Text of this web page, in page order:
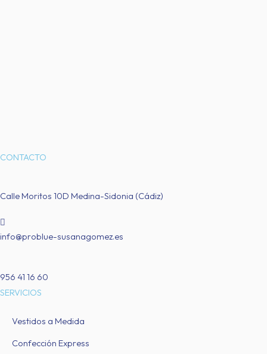
CONTACTO
Calle Moritos 10D Medina-Sidonia (Cádiz)
info@problue-susanagomez.es
956 41 16 60
SERVICIOS
Vestidos a Medida
Confección Express